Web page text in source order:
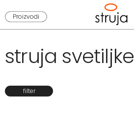
Proizvodi
struja svetiljke
filter